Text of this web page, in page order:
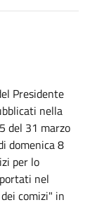
Presidente
nella
del 31 marzo
domenica 8
per lo
nel
comizi" in